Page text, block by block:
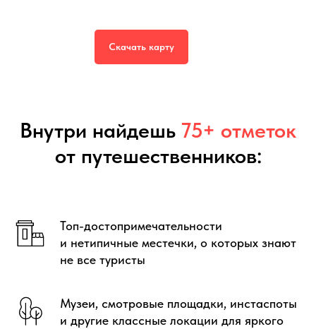
Скачать карту
Внутри найдешь 75+ отметок
от путешественников:
Топ-достопримечательности
и нетипичные местечки, о которых знают
не все туристы
Музеи, смотровые площадки, инстаспоты
и другие классные локации для яркого